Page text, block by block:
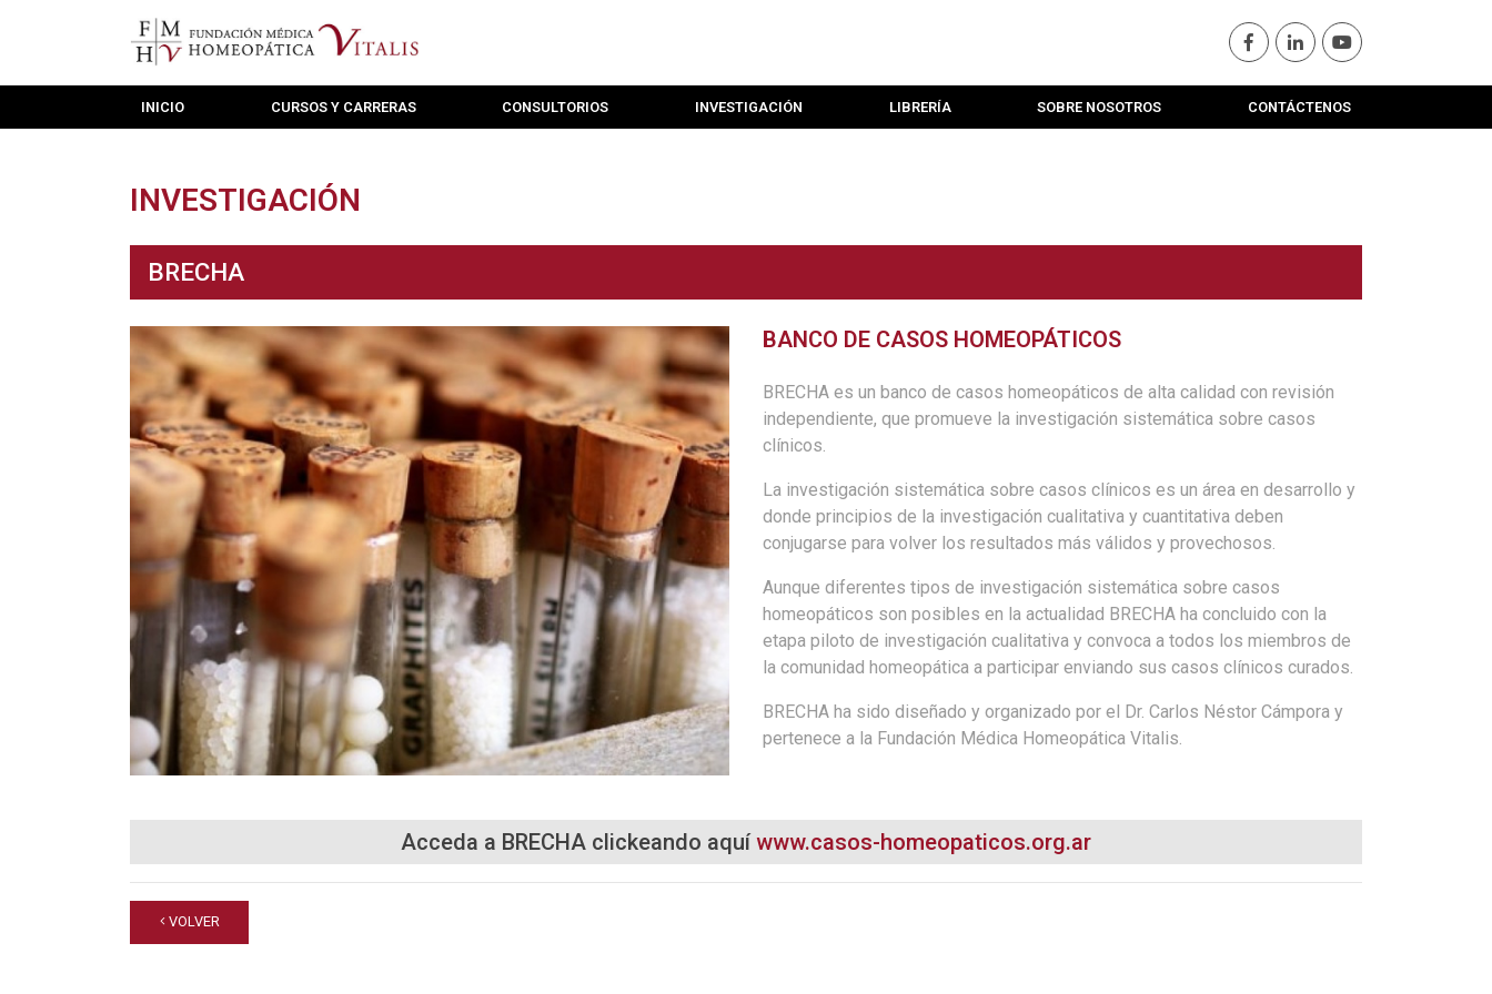
INICIO CURSOS Y CARRERAS CONSULTORIOS INVESTIGACIÓN LIBRERÍA SOBRE NOSOTROS CONTÁCTENOS
INVESTIGACIÓN
BRECHA
BANCO DE CASOS HOMEOPÁTICOS
BRECHA es un banco de casos homeopáticos de alta calidad con revisión
independiente, que promueve la investigación sistemática sobre casos
clínicos.
La investigación sistemática sobre casos clínicos es un área en desarrollo y
donde principios de la investigación cualitativa y cuantitativa deben
conjugarse para volver los resultados más válidos y provechosos.
Aunque diferentes tipos de investigación sistemática sobre casos
homeopáticos son posibles en la actualidad BRECHA ha concluido con la
etapa piloto de investigación cualitativa y convoca a todos los miembros de
la comunidad homeopática a participar enviando sus casos clínicos curados.
BRECHA ha sido diseñado y organizado por el Dr. Carlos Néstor Cámpora y
pertenece a la Fundación Médica Homeopática Vitalis.
Acceda a BRECHA clickeando aquíwww.casos-homeopaticos.org.ar
VOLVER